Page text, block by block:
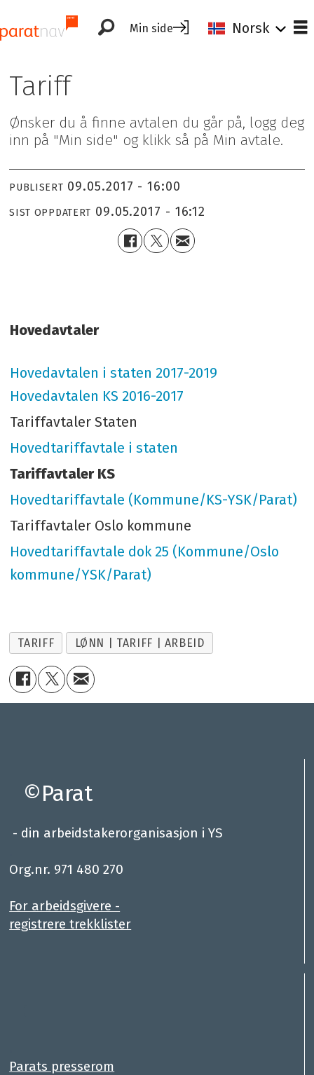
Min side Norsk
Tariff
Ønsker du å finne avtalen du går på, logg deg
inn på "Min side" og klikk så på Min avtale.
PUBLISERT 09.05.2017 - 16:00
SIST OPPDATERT 09.05.2017 - 16:12
Hovedavtaler
Hovedavtalen i staten 2017-2019
Hovedavtalen KS 2016-2017
Tariffavtaler Staten
Hovedtariffavtale i staten
Tariffavtaler KS
Hovedtariffavtale (Kommune/KS-YSK/Parat)
Tariffavtaler Oslo kommune
Hovedtariffavtale dok 25 (Kommune/Oslo
kommune/YSK/Parat)
TARIFF LØNN | TARIFF | ARBEID
©Parat
- din arbeidstakerorganisasjon i YS
Org.nr. 971 480 270
For arbeidsgivere -
registrere trekklister
Parats presserom